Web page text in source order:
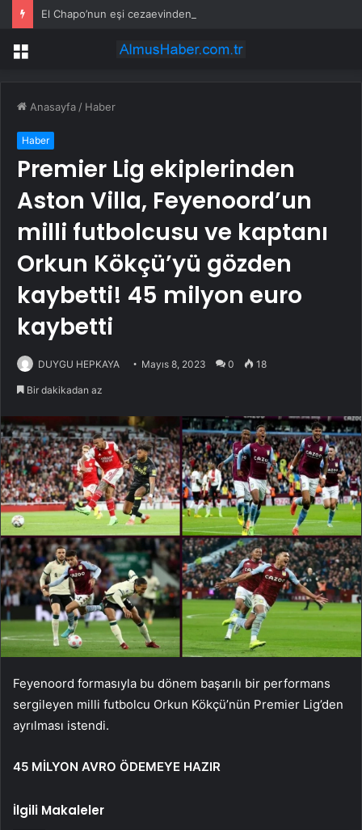
Menü
Anasayfa / Haber
Haber
Premier Lig ekiplerinden
Aston Villa, Feyenoord’un
milli futbolcusu ve kaptanı
Orkun Kökçü’yü gözden
kaybetti! 45 milyon euro
kaybetti
DUYGU HEPKAYA Mayıs 8, 2023 0 18
Bir dakikadan az
Feyenoord formasıyla bu dönem başarılı bir performans
sergileyen milli futbolcu Orkun Kökçü’nün Premier Lig’den
ayrılması istendi.
45 MİLYON AVRO ÖDEMEYE HAZIR
İlgili Makaleler